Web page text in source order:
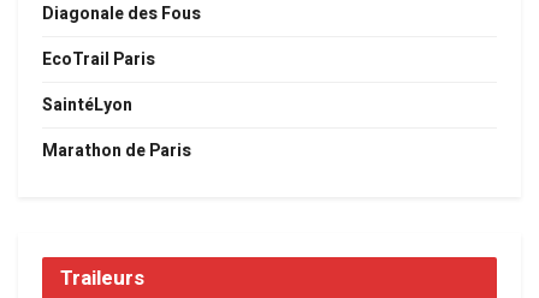
Diagonale des Fous
EcoTrail Paris
SaintéLyon
Marathon de Paris
Traileurs